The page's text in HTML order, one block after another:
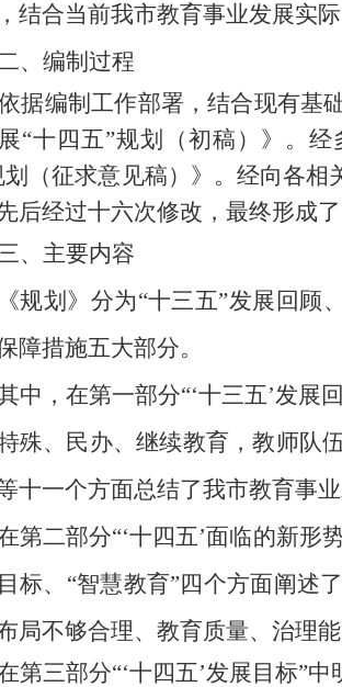
结合当前我市教育事业发展实
、编制过程
据编制工作部署，结合现有基
“十四五”规划
（初稿）》。
（征求意见稿）》。经向各相
后经过十六次修改，最终形成
、主要内容
《规划》分为“十三五”发展回顾
障措施五大部分。
中，在第一部分“‘十三五’发展
殊、民办、继续教育，教师队
十一个方面总结了我市教育事
第二部分“‘十四五’面临的新形
标、“智慧教育”四个方面阐述
局不够合理、教育质量、治理
第三部分“‘十四五’发展目标”中